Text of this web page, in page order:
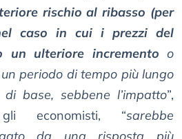
rischio al ribasso (per
caso in cui i prezzi del
un ulteriore incremento o
periodo di tempo più lungo
base, sebbene l’impatto”,
economisti, “sarebbe
da una risposta più